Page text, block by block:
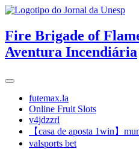
Fire Brigade of
Aventura Incendiária
futemax.la
Online Fruit Slots
v4jdzzrl
【casa de aposta 1win】
valsports bet